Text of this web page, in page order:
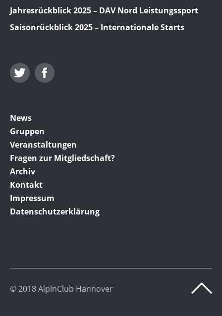
Jahresrückblick 2025 – DAV Nord Leistungssport
Saisonrückblick 2025 – Internationale Starts
Twitter
News
Gruppen
Veranstaltungen
Fragen zur Mitgliedschaft?
Archiv
Kontakt
Impressum
Datenschutzerklärung
© 2018 AlpinClub Hannover